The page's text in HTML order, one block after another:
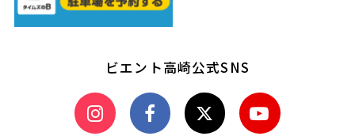
ビエント高崎公式SNS